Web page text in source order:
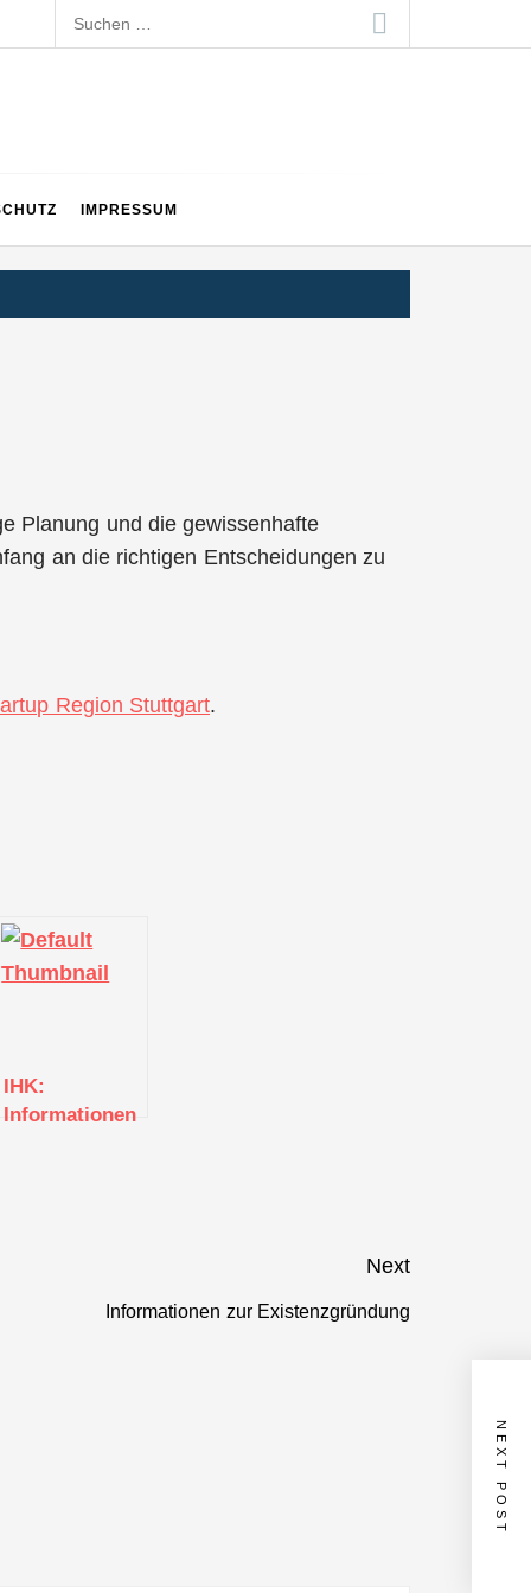
Suchen
nach:
IMPRESSUM
Planung und die gewissenhafte
an die richtigen Entscheidungen zu
Region Stuttgart.
IHK:
Informationen
Next
Informationen zur Existenzgründung
NEXT POST